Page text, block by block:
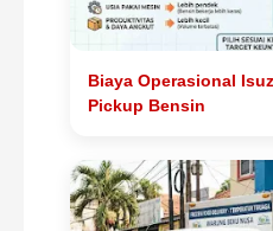
Biaya Operasional
Pickup Bensin